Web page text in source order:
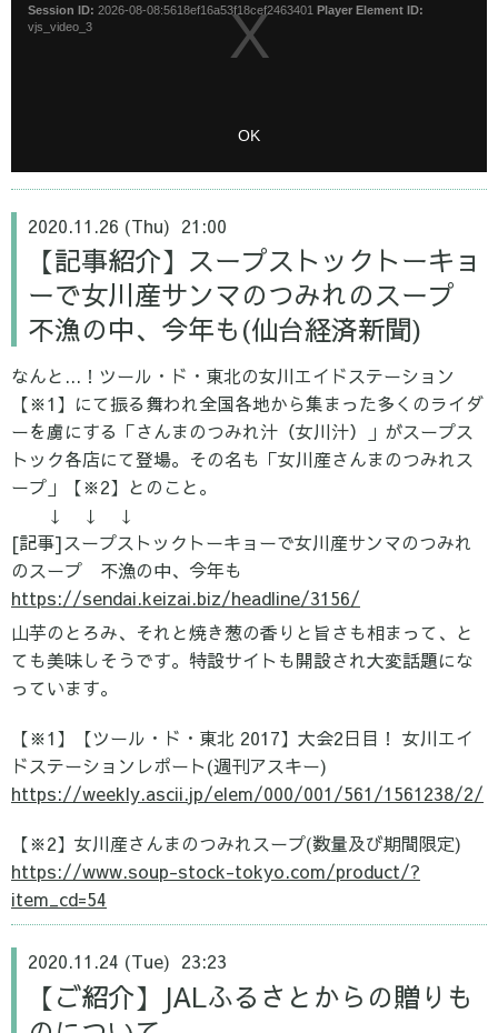
2020.11.26 (Thu) 21:00
【記事紹介】スープストックトーキョ
ーで女川産サンマのつみれのスープ
不漁の中、今年も(仙台経済新聞)
なんと...！ツール・ド・東北の女川エイドステーション
【※1】にて振る舞われ全国各地から集まった多くのライダ
ーを虜にする「さんまのつみれ汁（女川汁）」がスープス
トック各店にて登場。その名も「女川産さんまのつみれス
ープ」【※2】とのこと。
↓ ↓ ↓
[記事]スープストックトーキョーで女川産サンマのつみれ
のスープ 不漁の中、今年も
https://sendai.keizai.biz/headline/3156/
山芋のとろみ、それと焼き葱の香りと旨さも相まって、と
ても美味しそうです。 特設サイトも開設され大変話題にな
っています。
【※1】【ツール・ド・東北 2017】大会2日目！ 女川エイ
ドステーションレポート(週刊アスキー)
https://weekly.ascii.jp/elem/000/001/561/1561238/2/
【※2】女川産さんまのつみれスープ(数量及び期間限定)
https://www.soup-stock-tokyo.com/product/?
item_cd=54
2020.11.24 (Tue) 23:23
【ご紹介】JALふるさとからの贈りも